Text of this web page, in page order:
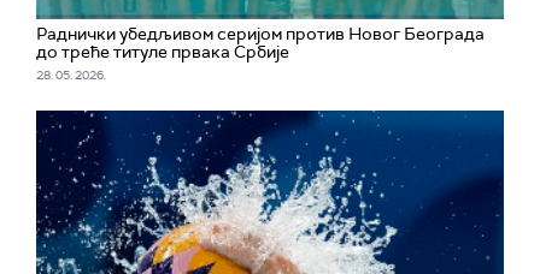
Раднички убедљивом серијом против Новог Београда
до треће титуле првака Србије
28. 05. 2026.